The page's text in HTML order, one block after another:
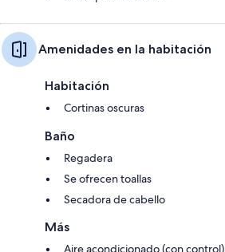
Amenidades en la habitación
Habitación
Cortinas oscuras
Baño
Regadera
Se ofrecen toallas
Secadora de cabello
Más
Aire acondicionado (con control)